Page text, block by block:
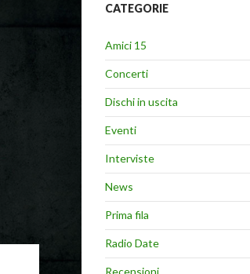
CATEGORIE
Amici 15
Concerti
Dischi in uscita
Eventi
Interviste
News
Prima fila
Radio Date
Recensioni